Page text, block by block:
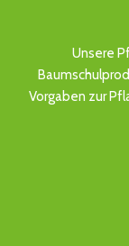
Unsere
Vorgaben zur